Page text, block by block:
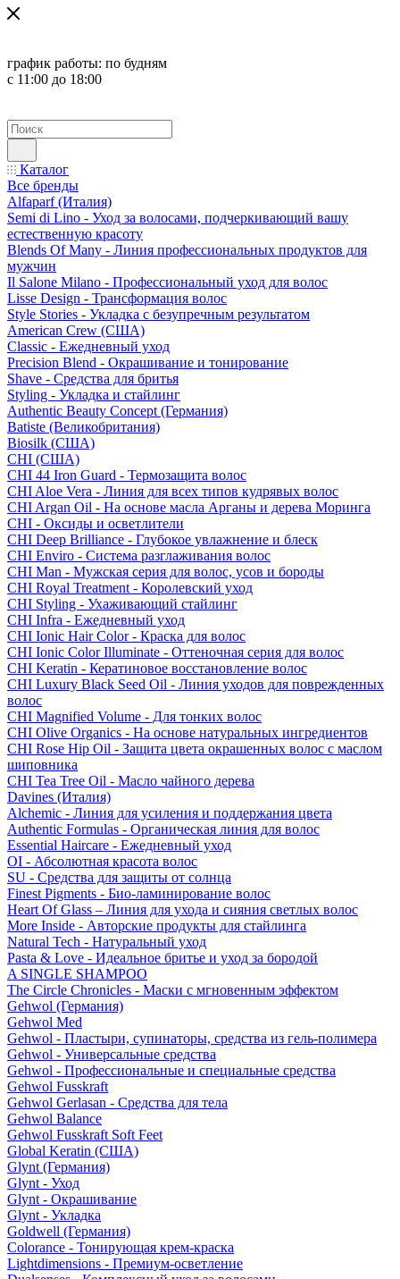
график работы: по будням
с 11:00 до 18:00
Каталог
Все бренды
Alfaparf (Италия)
Semi di Lino - Уход за волосами, подчеркивающий вашу
естественную красоту
Blends Of Many - Линия профессиональных продуктов для
мужчин
Il Salone Milano - Профессиональный уход для волос
Lisse Design - Трансформация волос
Style Stories - Укладка с безупречным результатом
American Crew (США)
Classic - Ежедневный уход
Precision Blend - Окрашивание и тонирование
Shave - Средства для бритья
Styling - Укладка и стайлинг
Authentic Beauty Concept (Германия)
Batiste (Великобритания)
Biosilk (США)
CHI (США)
CHI 44 Iron Guard - Термозащита волос
CHI Aloe Vera - Линия для всех типов кудрявых волос
CHI Argan Oil - На основе масла Арганы и дерева Моринга
CHI - Оксиды и осветлители
CHI Deep Brilliance - Глубокое увлажнение и блеск
CHI Enviro - Система разглаживания волос
CHI Man - Мужская серия для волос, усов и бороды
CHI Royal Treatment - Королевский уход
CHI Styling - Ухаживающий стайлинг
CHI Infra - Ежедневный уход
CHI Ionic Hair Color - Краска для волос
CHI Ionic Color Illuminate - Оттеночная серия для волос
CHI Keratin - Кератиновое восстановление волос
CHI Luxury Black Seed Oil - Линия уходов для поврежденных
волос
CHI Magnified Volume - Для тонких волос
CHI Olive Organics - На основе натуральных ингредиентов
CHI Rose Hip Oil - Защита цвета окрашенных волос с маслом
шиповника
CHI Tea Tree Oil - Масло чайного дерева
Davines (Италия)
Alchemic - Линия для усиления и поддержания цвета
Authentic Formulas - Органическая линия для волос
Essential Haircare - Eжедневный уход
OI - Абсолютная красота волос
SU - Средства для защиты от солнца
Finest Pigments - Био-ламинирование волос
Heart Of Glass – Линия для ухода и сияния светлых волос
More Inside - Авторские продукты для стайлинга
Natural Tech - Натуральный уход
Pasta & Love - Идеальное бритье и уход за бородой
A SINGLE SHAMPOO
The Circle Chronicles - Маски с мгновенным эффектом
Gehwol (Германия)
Gehwol Med
Gehwol - Пластыри, супинаторы, средства из гель-полимера
Gehwol - Универсальные средства
Gehwol - Профессиональные и специальные средства
Gehwol Fusskraft
Gehwol Gerlasan - Средства для тела
Gehwol Balance
Gehwol Fusskraft Soft Feet
Global Keratin (США)
Glynt (Германия)
Glynt - Уход
Glynt - Окрашивание
Glynt - Укладка
Goldwell (Германия)
Colorance - Тонирующая крем-краска
Lightdimensions - Премиум-осветление